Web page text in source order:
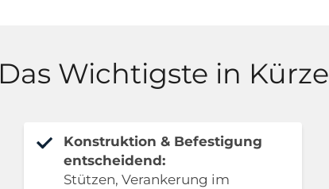
Das Wichtigste in Kürze
Konstruktion & Befestigung
entscheidend:
Stützen, Verankerung im